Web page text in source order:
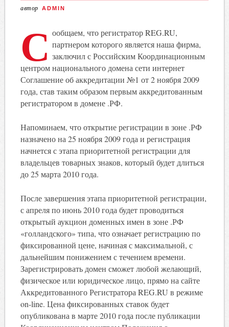
автор ADMIN
С ообщаем, что регистратор REG.RU,
партнером которого является наша фирма,
заключил с Российским Координационным
центром национального домена сети интернет
Соглашение об аккредитации №1 от 2 ноября 2009
года, став таким образом первым аккредитованным
регистратором в домене .РФ.
Напоминаем, что открытие регистрации в зоне .РФ
назначено на 25 ноября 2009 года и регистрация
начнется с этапа приоритетной регистрации для
владельцев товарных знаков, который будет длиться
до 25 марта 2010 года.
После завершения этапа приоритетной регистрации,
с апреля по июнь 2010 года будет проводиться
открытый аукцион доменных имен в зоне .РФ
«голландского» типа, что означает регистрацию по
фиксированной цене, начиная с максимальной, с
дальнейшим понижением с течением времени.
Зарегистрировать домен сможет любой желающий,
физическое или юридическое лицо, прямо на сайте
Аккредитованного Регистратора REG.RU в режиме
on-line. Цена фиксированных ставок будет
опубликована в марте 2010 года после публикации